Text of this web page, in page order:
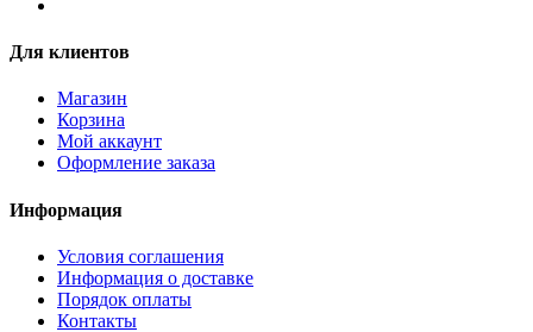
Для клиентов
Магазин
Корзина
Мой аккаунт
Оформление заказа
Информация
Условия соглашения
Информация о доставке
Порядок оплаты
Контакты